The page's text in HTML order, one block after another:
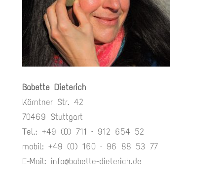
Babette Dieterich
Kärntner Str. 42
70469 Stuttgart
Tel.: +49 (0) 711 – 912 654 52
mobil: +49 (0) 160 – 96 88 53 77
E-Mail: info@babette-dieterich.de